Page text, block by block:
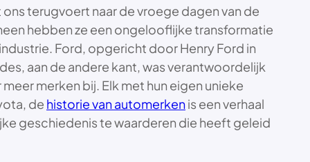
terugvoert naar de vroege dagen van de
hebben ze een ongelooflijke transformatie
Ford, opgericht door Henry Ford in
aan de andere kant, was verantwoordelijk
merken bij. Elk met hun eigen unieke
de historie van automerkenis een verhaal
geschiedenis te waarderen die heeft geleid